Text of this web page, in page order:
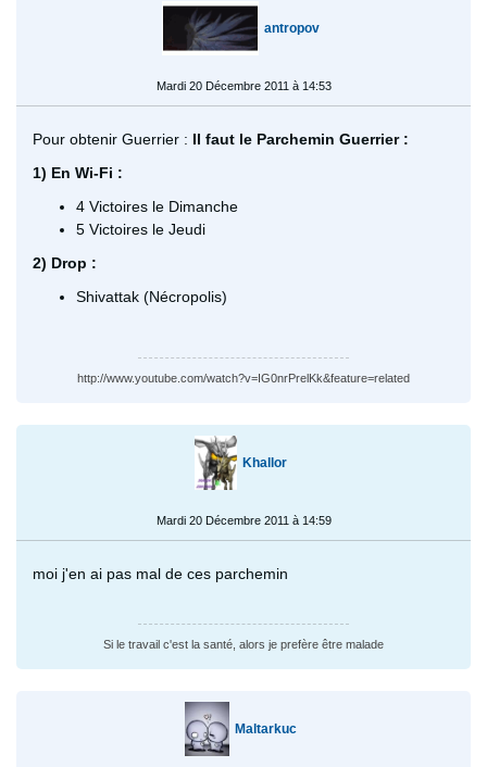
antropov
Mardi 20 Décembre 2011 à 14:53
Pour obtenir Guerrier : Il faut le Parchemin Guerrier :
1) En Wi-Fi :
4 Victoires le Dimanche
5 Victoires le Jeudi
2) Drop :
Shivattak (Nécropolis)
http://www.youtube.com/watch?v=IG0nrPrelKk&feature=related
Khallor
Mardi 20 Décembre 2011 à 14:59
moi j'en ai pas mal de ces parchemin
Si le travail c'est la santé, alors je prefère être malade
Maltarkuc